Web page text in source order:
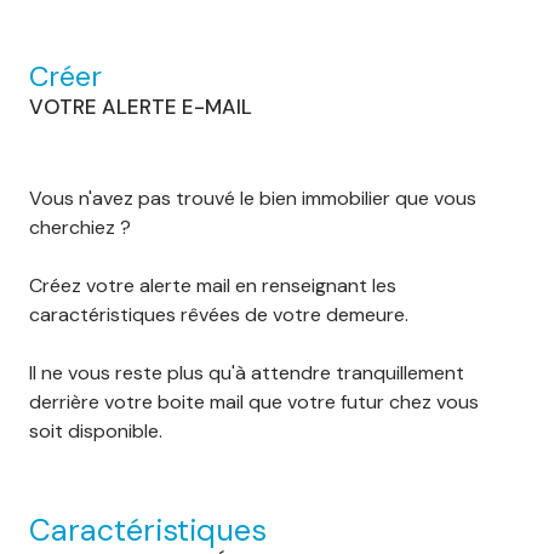
Créer
VOTRE ALERTE E-MAIL
Vous n'avez pas trouvé le bien immobilier que vous
cherchiez ?
Créez votre alerte mail en renseignant les
caractéristiques rêvées de votre demeure.
Il ne vous reste plus qu'à attendre tranquillement
derrière votre boite mail que votre futur chez vous
soit disponible.
Caractéristiques